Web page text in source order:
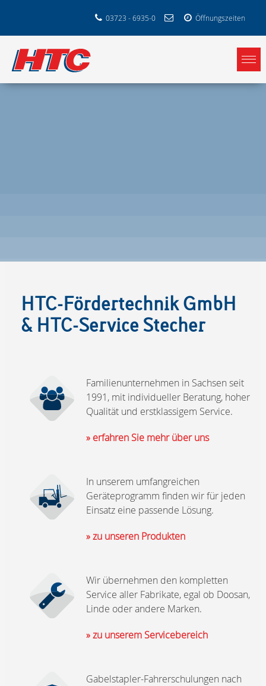
03723 - 6935-0 Öffnungszeiten
HTC-Fördertechnik GmbH
& HTC-Service Stecher
Familienunternehmen in Sachsen seit
1991, mit individueller Beratung, hoher
Qualität und erstklassigem Service.
» erfahren Sie mehr über uns
In unserem umfangreichen
Geräteprogramm finden wir für jeden
Einsatz eine passende Lösung.
» zu unseren Produkten
Wir übernehmen den kompletten
Service aller Fabrikate, egal ob Doosan,
Linde oder andere Marken.
» zu unserem Servicebereich
Gabelstapler-Fahrerschulungen nach